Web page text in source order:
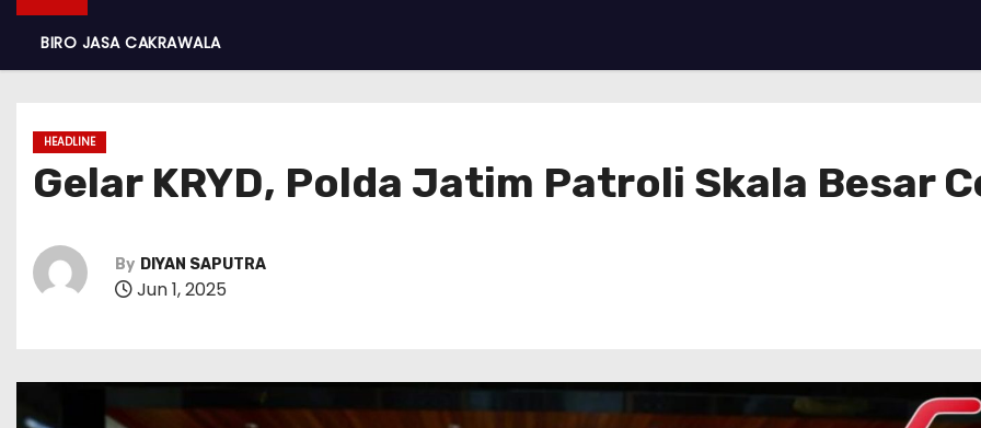
BIRO JASA CAKRAWALA
HEADLINE
Gelar KRYD, Polda Jatim Patroli Skala Besar
By DIYAN SAPUTRA
Jun 1, 2025